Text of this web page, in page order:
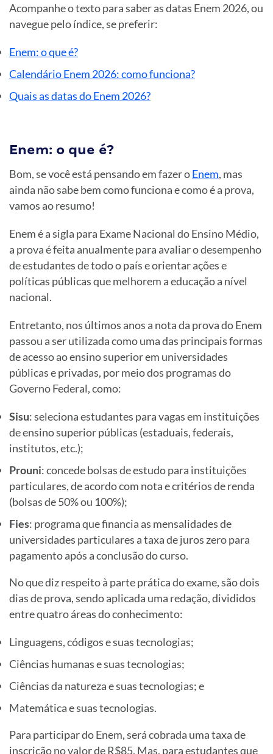
Acompanhe o texto para saber as datas Enem 2026, ou
navegue pelo índice, se preferir:
Enem: o que é?
Calendário Enem 2026: como funciona?
Quais as datas do Enem 2026?
Enem: o que é?
Bom, se você está pensando em fazer oEnem, mas
ainda não sabe bem como funciona e como é a prova,
vamos ao resumo!
Enem é a sigla para Exame Nacional do Ensino Médio,
a prova é feita anualmente para avaliar o desempenho
de estudantes de todo o país e orientar ações e
políticas públicas que melhorem a educação a nível
nacional.
Entretanto, nos últimos anos a nota da prova do Enem
passou a ser utilizada como uma das principais formas
de acesso ao ensino superior em universidades
públicas e privadas, por meio dos programas do
Governo Federal, como:
Sisu: seleciona estudantes para vagas em instituições
de ensino superior públicas (estaduais, federais,
institutos, etc.);
Prouni: concede bolsas de estudo para instituições
particulares, de acordo com nota e critérios de renda
(bolsas de 50% ou 100%);
Fies: programa que financia as mensalidades de
universidades particulares a taxa de juros zero para
pagamento após a conclusão do curso.
No que diz respeito à parte prática do exame, são dois
dias de prova, sendo aplicada uma redação, divididos
entre quatro áreas do conhecimento:
Linguagens, códigos e suas tecnologias;
Ciências humanas e suas tecnologias;
Ciências da natureza e suas tecnologias; e
Matemática e suas tecnologias.
Para participar do Enem, será cobrada uma taxa de
inscrição no valor de R$85. Mas, para estudantes que